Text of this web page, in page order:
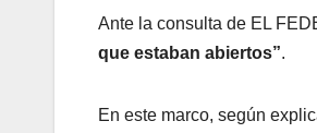
Ante la consulta de EL
que estaban abiertos”.
En este marco, según